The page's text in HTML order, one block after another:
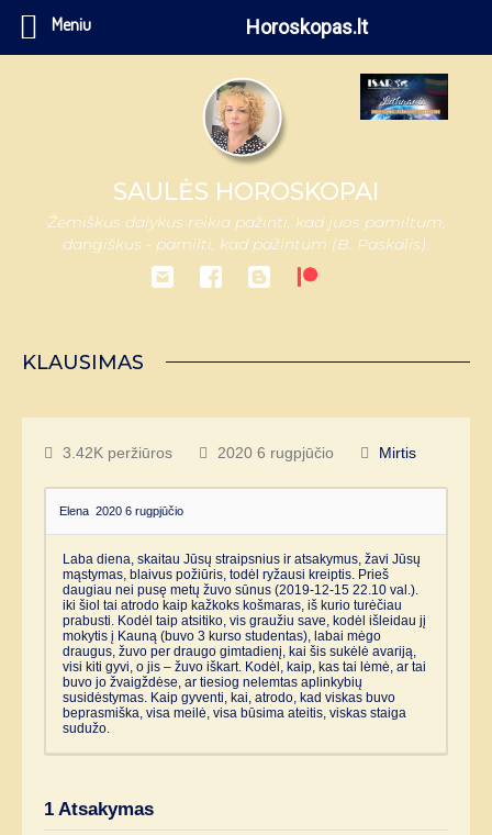
SAULĖS HOROSKOPAI
Žemiškus dalykus reikia pažinti, kad juos pamiltum,
dangiškus - pamilti, kad pažintum (B. Paskalis).
KLAUSIMAS
3.42K peržiūros 2020 6 rugpjūčio Mirtis
Elena 2020 6 rugpjūčio
Laba diena, skaitau Jūsų straipsnius ir atsakymus, žavi Jūsų
mąstymas, blaivus požiūris, todėl ryžausi kreiptis. Prieš
daugiau nei pusę metų žuvo sūnus (2019-12-15 22.10 val.).
iki šiol tai atrodo kaip kažkoks košmaras, iš kurio turėčiau
prabusti. Kodėl taip atsitiko, vis graužiu save, kodėl išleidau jį
mokytis į Kauną (buvo 3 kurso studentas), labai mėgo
draugus, žuvo per draugo gimtadienį, kai šis sukėlė avariją,
visi kiti gyvi, o jis – žuvo iškart. Kodėl, kaip, kas tai lėmė, ar tai
buvo jo žvaigždėse, ar tiesiog nelemtas aplinkybių
susidėstymas. Kaip gyventi, kai, atrodo, kad viskas buvo
beprasmiška, visa meilė, visa būsima ateitis, viskas staiga
sudužo.
1 Atsakymas
Meniu Horoskopas.lt